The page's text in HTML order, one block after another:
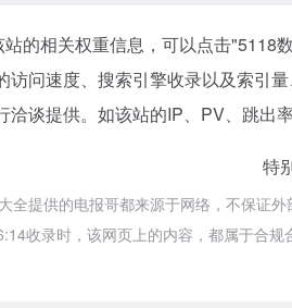
的相关权重信息，可以点击"5118
问速度、搜索引擎收录以及索引
谈提供。如该站的IP、PV、跳出率
特
提供的电报哥都来源于网络，不保证
收录时，该网页上的内容，都属于合